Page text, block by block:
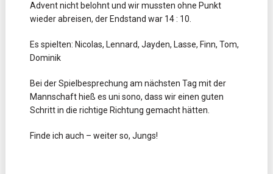
Advent nicht belohnt und wir mussten ohne Punkt
wieder abreisen, der Endstand war 14 : 10.
Es spielten: Nicolas, Lennard, Jayden, Lasse, Finn, Tom,
Dominik
Bei der Spielbesprechung am nächsten Tag mit der
Mannschaft hieß es uni sono, dass wir einen guten
Schritt in die richtige Richtung gemacht hätten.
Finde ich auch – weiter so, Jungs!